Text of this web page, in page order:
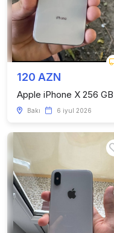
120 AZN
Apple iPhone X 256 GB
Bakı 6 iyul 2026